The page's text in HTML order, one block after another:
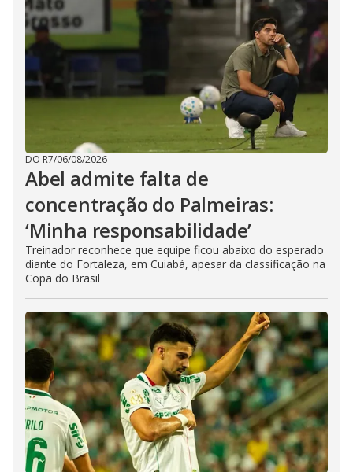
DO R7/06/08/2026
Abel admite falta de
concentração do Palmeiras:
‘Minha responsabilidade’
Treinador reconhece que equipe ficou abaixo do esperado
diante do Fortaleza, em Cuiabá, apesar da classificação na
Copa do Brasil